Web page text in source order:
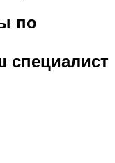
по
специалист